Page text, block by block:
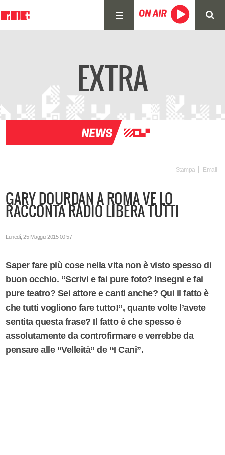
EXTRA
Stampa Email
GARY DOURDAN A ROMA VE LO
RACCONTA RADIO LIBERA TUTTI
Lunedì, 25 Maggio 2015 00:57
Saper fare più cose nella vita non è visto spesso di
buon occhio. “Scrivi e fai pure foto? Insegni e fai
pure teatro? Sei attore e canti anche? Qui il fatto è
che tutti vogliono fare tutto!”, quante volte l’avete
sentita questa frase? Il fatto è che spesso è
assolutamente da controfirmare e verrebbe da
pensare alle “Velleità” de “I Cani”.